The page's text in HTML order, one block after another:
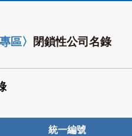
區〉 閉鎖性公司名錄
統一編號